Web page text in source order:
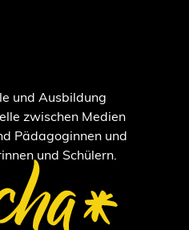
und Ausbildung
zwischen Medien
Pädagoginnen und
und Schülern.